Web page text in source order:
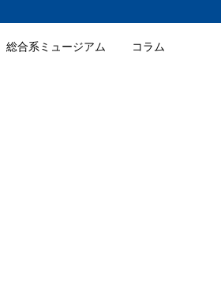
総合系ミュージアム コラム